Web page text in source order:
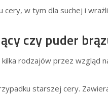
w tym dla suchej i
czy puder
rodzajów przez wzgląd
starszej cery.